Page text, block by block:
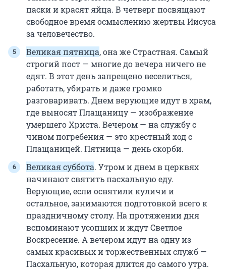
паски и красят яйца. В четверг посвящают
свободное время осмыслению жертвы Иисуса
за человечество.
Великая пятница, она же Страстная. Самый
строгий пост — многие до вечера ничего не
едят. В этот день запрещено веселиться,
работать, убирать и даже громко
разговаривать. Днем верующие идут в храм,
где выносят Плащаницу — изображение
умершего Христа. Вечером — на службу с
чином погребения — это крестный ход с
Плащаницей. Пятница — день скорби.
Великая суббота. Утром и днем в церквях
начинают святить пасхальную еду.
Верующие, если освятили куличи и
остальное, занимаются подготовкой всего к
праздничному столу. На протяжении дня
вспоминают усопших и ждут Светлое
Воскресение. А вечером идут на одну из
самых красивых и торжественных служб —
Пасхальную, которая длится до самого утра.